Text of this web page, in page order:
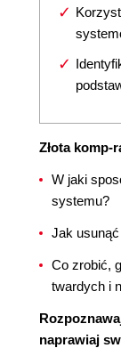
Złota komp-
W jaki
systemu?
Jak usunąć
Co zrobić,
twardych i
naprawiaj